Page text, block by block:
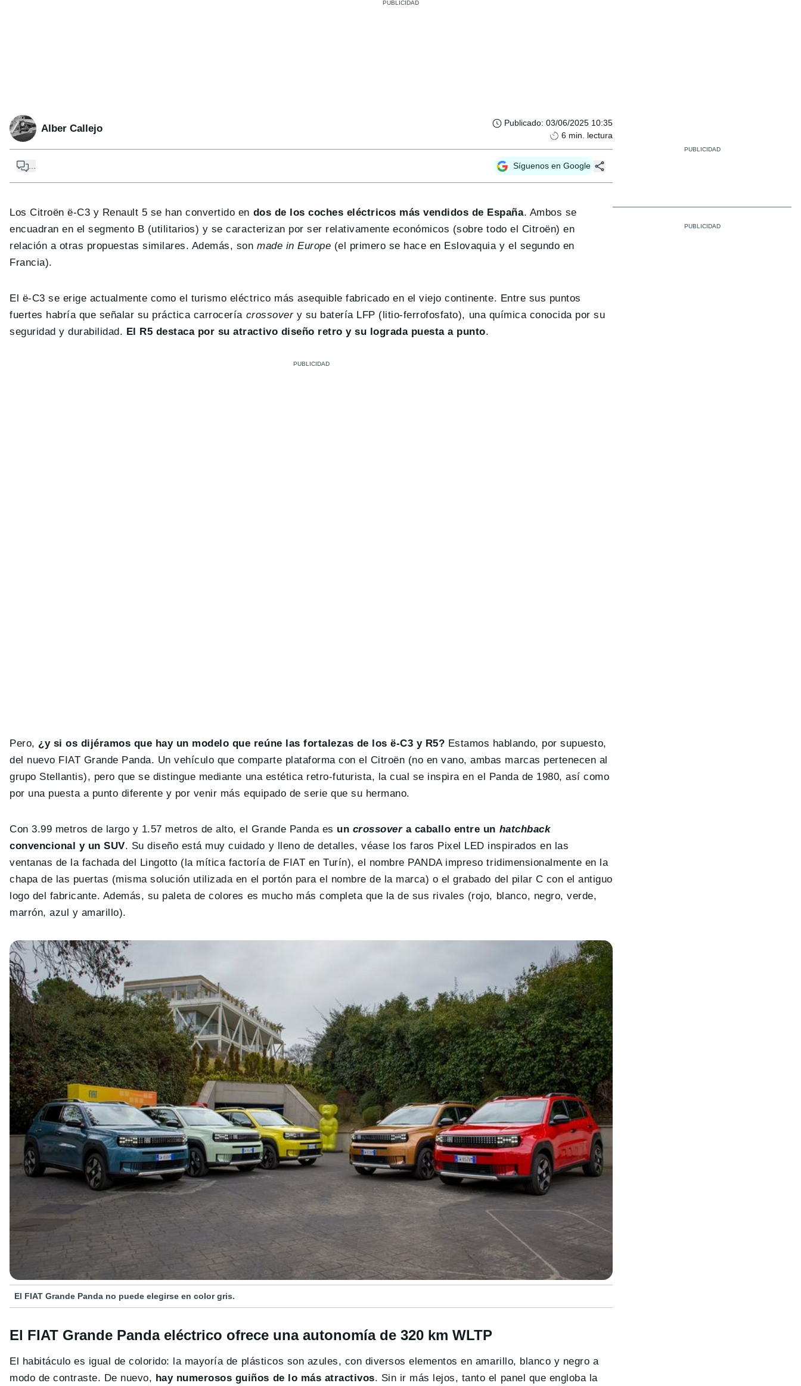
Alber Callejo Publicado: 03/06/2025 10:35
6 min. lectura
... Síguenos en Google
Los Citroën ë-C3 y Renault 5 se han convertido en dos de los coches eléctricos más vendidos de España. Ambos se
encuadran en el segmento B (utilitarios) y se caracterizan por ser relativamente económicos (sobre todo el Citroën) en
relación a otras propuestas similares. Además, sonmade in Europe (el primero se hace en Eslovaquia y el segundo en
Francia).
El ë-C3 se erige actualmente como el turismo eléctrico más asequible fabricado en el viejo continente. Entre sus puntos
fuertes habría que señalar su práctica carrocería crossovery su batería LFP (litio-ferrofosfato), una química conocida por su
seguridad y durabilidad. El R5 destaca por su atractivo diseño retro y su lograda puesta a punto.
Pero, ¿y si os dijéramos que hay un modelo que reúne las fortalezas de los ë-C3 y R5? Estamos hablando, por supuesto,
del nuevo FIAT Grande Panda. Un vehículo que comparte plataforma con el Citroën (no en vano, ambas marcas pertenecen al
grupo Stellantis), pero que se distingue mediante una estética retro-futurista, la cual se inspira en el Panda de 1980, así como
por una puesta a punto diferente y por venir más equipado de serie que su hermano.
Con 3.99 metros de largo y 1.57 metros de alto, el Grande Panda es un crossovera caballo entre un hatchback
convencional y un SUV. Su diseño está muy cuidado y lleno de detalles, véase los faros Pixel LED inspirados en las
ventanas de la fachada del Lingotto (la mítica factoría de FIAT en Turín), el nombre PANDA impreso tridimensionalmente en la
chapa de las puertas (misma solución utilizada en el portón para el nombre de la marca) o el grabado del pilar C con el antiguo
logo del fabricante. Además, su paleta de colores es mucho más completa que la de sus rivales (rojo, blanco, negro, verde,
marrón, azul y amarillo).
El FIAT Grande Panda no puede elegirse en color gris.
El FIAT Grande Panda eléctrico ofrece una autonomía de 320 km WLTP
El habitáculo es igual de colorido: la mayoría de plásticos son azules, con diversos elementos en amarillo, blanco y negro a
modo de contraste. De nuevo, hay numerosos guiños de lo más atractivos. Sin ir más lejos, tanto el panel que engloba la